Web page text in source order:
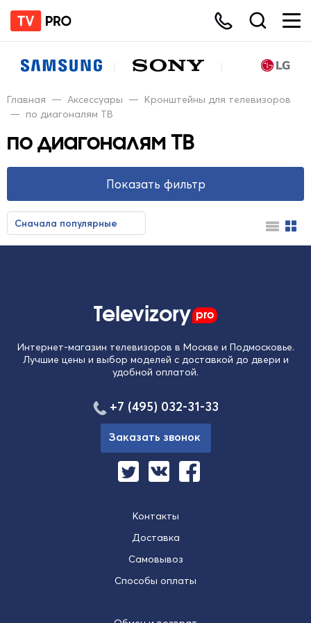
Главная — Аксессуары — Кронштейны для телевизоров
— по диагоналям ТВ
по диагоналям ТВ
Показать фильтр
Сначала популярные
Televizory pro
Интернет-магазин телевизоров в Москве и Подмосковье.
Лучшие цены и выбор моделей с доставкой до двери и
удобной оплатой.
Контакты
Доставка
Самовывоз
Способы оплаты
+7 (495) 032-31-33
Заказать звонок